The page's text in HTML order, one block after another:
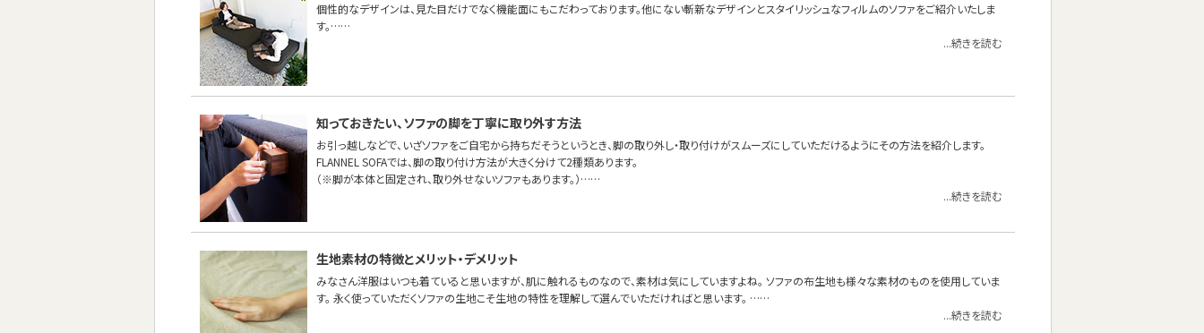
個性的なデザインは、見た目だけでなく機能面にもこだわっております。他にない斬新なデザインとスタイリッシュなフィルムのソファをご紹介いたしま
す。……
...続きを読む
知っておきたい、ソファの脚を丁寧に取り外す方法
お引っ越しなどで、いざソファをご自宅から持ちだそうというとき、脚の取り外し・取り付けがスムーズにしていただけるようにその方法を紹介します。
FLANNEL SOFAでは、脚の取り付け方法が大きく分けて2種類あります。
（※脚が本体と固定され、取り外せないソファもあります。）……
...続きを読む
生地素材の特徴とメリット・デメリット
みなさん洋服はいつも着ていると思いますが、肌に触れるものなので、素材は気にしていますよね。 ソファの布生地も様々な素材のものを使用していま
す。 永く使っていただくソファの生地こそ生地の特性を理解して選んでいただければと思います。 ……
...続きを読む